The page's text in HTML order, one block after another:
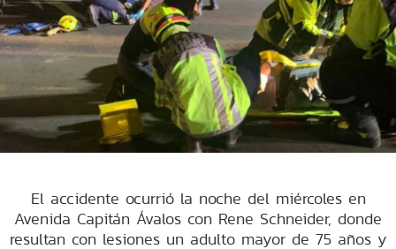
El accidente ocurrió la noche del miércoles en
Avenida Capitán Ávalos con Rene Schneider, donde
resultan con lesiones un adulto mayor de 75 años y